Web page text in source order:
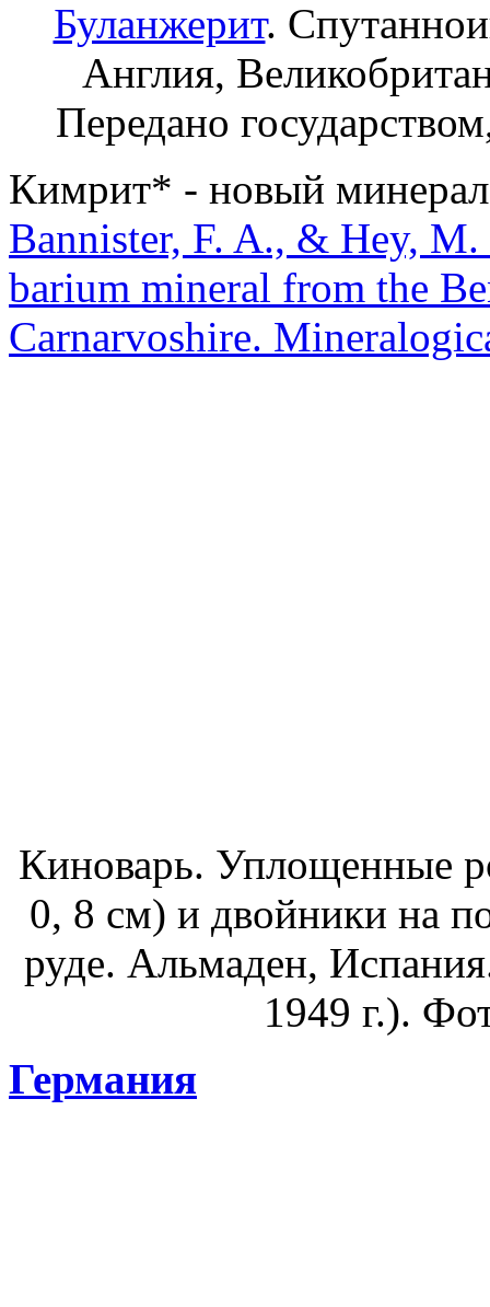
Буланжерит.
Англия,
Передано
Кимрит* - новый
Bannister, F. A., & Hey,
barium mineral from the
Carnarvoshire.
Киноварь. Уплощенные
0, 8 см) и двойники на
руде. Альмаден,
1949 г.).
Германия